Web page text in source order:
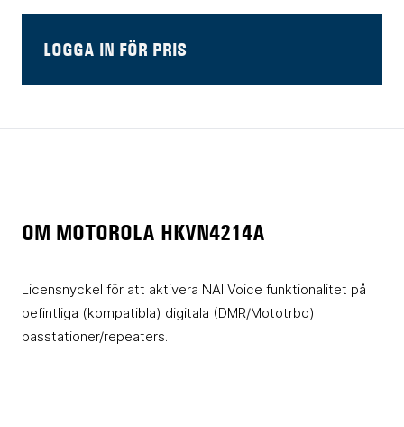
LOGGA IN FÖR PRIS
OM MOTOROLA HKVN4214A
Licensnyckel för att aktivera NAI Voice funktionalitet på
befintliga (kompatibla) digitala (DMR/Mototrbo)
basstationer/repeaters.